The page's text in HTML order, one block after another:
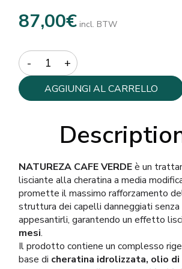
87,00€ incl. BTW
Quantity
AGGIUNGI AL CARRELLO
NATUREZA CAFE VERDEè un
lisciante alla cheratina a media
promette il massimo rafforzamento
struttura dei capelli danneggiati senza
appesantirli, garantendo un effetto
mesi.
Il prodotto contiene un complesso
base di cheratina idrolizzata, olio di